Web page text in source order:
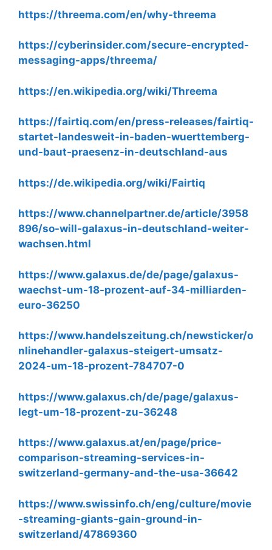
https://threema.com/en/why-threema
https://cyberinsider.com/secure-encrypted-
messaging-apps/threema/
https://en.wikipedia.org/wiki/Threema
https://fairtiq.com/en/press-releases/fairtiq-
startet-landesweit-in-baden-wuerttemberg-
und-baut-praesenz-in-deutschland-aus
https://de.wikipedia.org/wiki/Fairtiq
https://www.channelpartner.de/article/3958
896/so-will-galaxus-in-deutschland-weiter-
wachsen.html
https://www.galaxus.de/de/page/galaxus-
waechst-um-18-prozent-auf-34-milliarden-
euro-36250
https://www.handelszeitung.ch/newsticker/o
nlinehandler-galaxus-steigert-umsatz-
2024-um-18-prozent-784707-0
https://www.galaxus.ch/de/page/galaxus-
legt-um-18-prozent-zu-36248
https://www.galaxus.at/en/page/price-
comparison-streaming-services-in-
switzerland-germany-and-the-usa-36642
https://www.swissinfo.ch/eng/culture/movie
-streaming-giants-gain-ground-in-
switzerland/47869360